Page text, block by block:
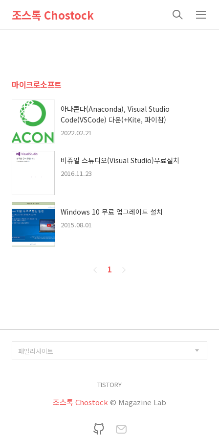
조스톡 Chostock
검
메
마이크로소프트
아나콘다(Anaconda), Visual Studio
Code(VSCode) 다운(+Kite, 파이참)
2022.02.21
비쥬얼 스튜디오(Visual Studio)무료설치
2016.11.23
Windows 10 무료 업그레이드 설치
2015.08.01
페
1
TISTORY
조스톡 Chostock © Magazine Lab